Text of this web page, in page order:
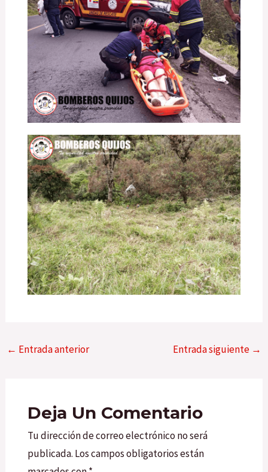
← Entrada anterior Entrada siguiente →
Deja Un Comentario
Tu dirección de correo electrónico no será
publicada. Los campos obligatorios están